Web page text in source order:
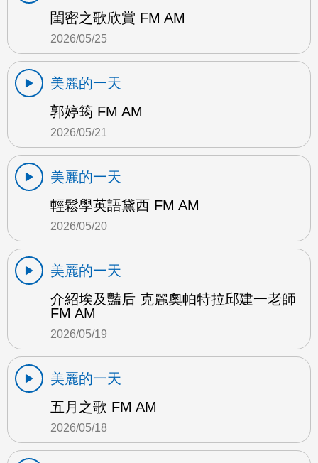
閨密之歌欣賞 FM AM
2026/05/25
美麗的一天
郭婷筠 FM AM
2026/05/21
美麗的一天
輕鬆學英語黛西 FM AM
2026/05/20
美麗的一天
介紹埃及豔后 克麗奧帕特拉邱建一老師
FM AM
2026/05/19
美麗的一天
五月之歌 FM AM
2026/05/18